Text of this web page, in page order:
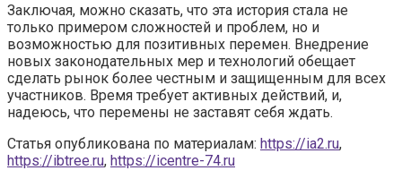
Заключая, можно сказать, что эта история стала не
только примером сложностей и проблем, но и
возможностью для позитивных перемен. Внедрение
новых законодательных мер и технологий обещает
сделать рынок более честным и защищенным для всех
участников. Время требует активных действий, и,
надеюсь, что перемены не заставят себя ждать.
Статья опубликована по материалам: https://ia2.ru,
https://ibtree.ru, https://icentre-74.ru